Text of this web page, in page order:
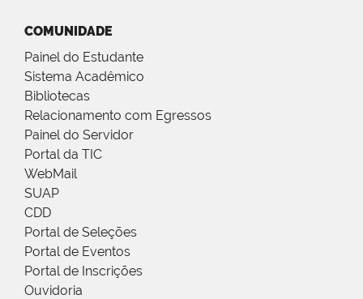
COMUNIDADE
Painel do Estudante
Sistema Acadêmico
Bibliotecas
Relacionamento com Egressos
Painel do Servidor
Portal da TIC
WebMail
SUAP
CDD
Portal de Seleções
Portal de Eventos
Portal de Inscrições
Ouvidoria